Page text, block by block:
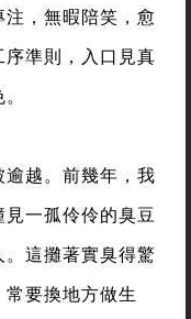
，無暇陪笑，愈
準則，入口見真
越。前幾年，我
一孤伶伶的臭豆
這攤著實臭得驚
要換地方做生